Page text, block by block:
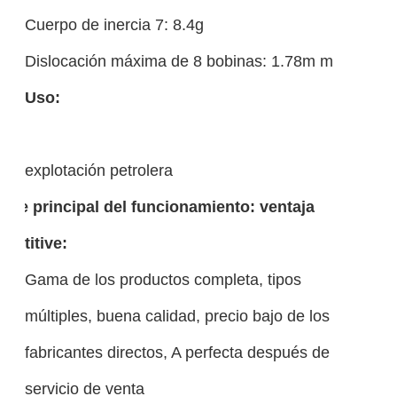
Cuerpo de inercia 7: 8.4g
Dislocación máxima de 8 bobinas: 1.78m m
Uso:
explotación petrolera
principal del funcionamiento: ventaja
Gama de los productos completa, tipos
múltiples, buena calidad, precio bajo de los
fabricantes directos, A perfecta después de
servicio de venta